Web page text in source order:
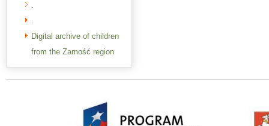
.
.
Digital archive of children
from the Zamość region